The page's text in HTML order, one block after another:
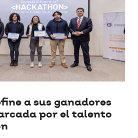
a sus ganadores
por el talento